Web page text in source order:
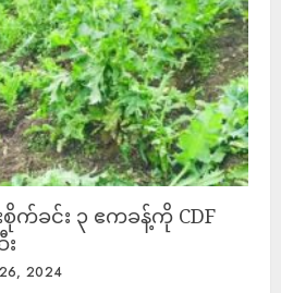
က်ခင်း ၃ ဧကခန့်ကို CDF
26, 2024